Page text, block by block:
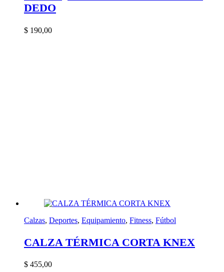
DEDO
$ 190,00
Calzas, Deportes, Equipamiento, Fitness, Fútbol
CALZA TÉRMICA CORTA KNEX
$ 455,00